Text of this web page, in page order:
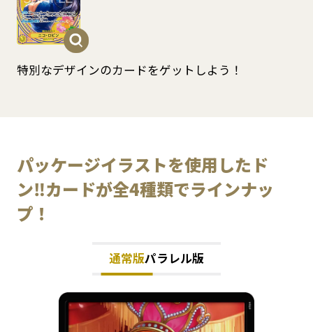
特別なデザインのカードをゲットしよう！​
パッケージイラストを使用したド
ン‼カードが全4種類でラインナッ
プ！​
通常版パラレル版